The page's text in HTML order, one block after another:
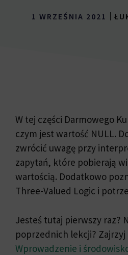
1 WRZEŚNIA 2021
W tej części Darmowego
czym jest wartość NULL.
zwrócić uwagę przy
zapytań, które pobierają
wartością. Dodatkowo
Three-Valued Logic i
Jesteś tutaj pierwszy raz?
poprzednich lekcji? Zajrzyj
Wprowadzenie i